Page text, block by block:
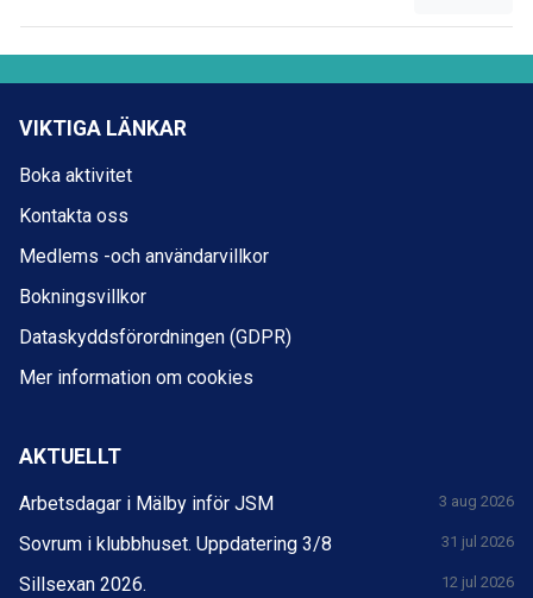
VIKTIGA LÄNKAR
Boka aktivitet
Kontakta oss
Medlems -och användarvillkor
Bokningsvillkor
Dataskyddsförordningen (GDPR)
Mer information om cookies
AKTUELLT
Arbetsdagar i Mälby inför JSM 3 aug 2026
Sovrum i klubbhuset. Uppdatering 3/8 31 jul 2026
Sillsexan 2026. 12 jul 2026